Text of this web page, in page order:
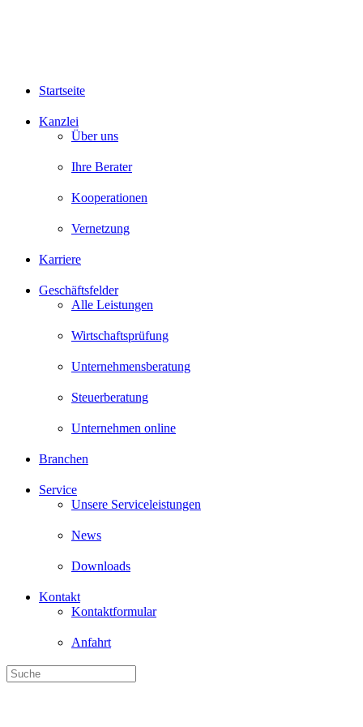
Startseite
Kanzlei
Über uns
Ihre Berater
Kooperationen
Vernetzung
Karriere
Geschäftsfelder
Alle Leistungen
Wirtschaftsprüfung
Unternehmensberatung
Steuerberatung
Unternehmen online
Branchen
Service
Unsere Serviceleistungen
News
Downloads
Kontakt
Kontaktformular
Anfahrt